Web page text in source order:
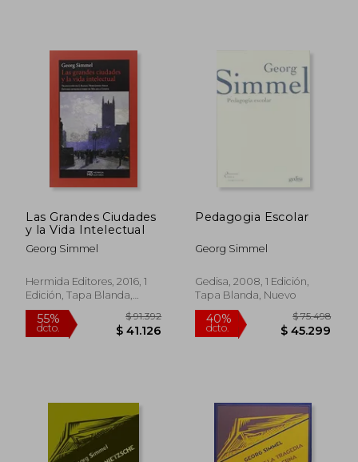
dcto. $ 49.295 dcto. $
Las Grandes Ciudades
y la Vida Intelectual
Georg Simmel
Hermida Editores, 2016, 1
Edición, Tapa Blanda,
Nuevo
Pedagogia Escolar
Georg Simmel
Gedisa, 2008, 1 Edición,
Tapa Blanda, Nuevo